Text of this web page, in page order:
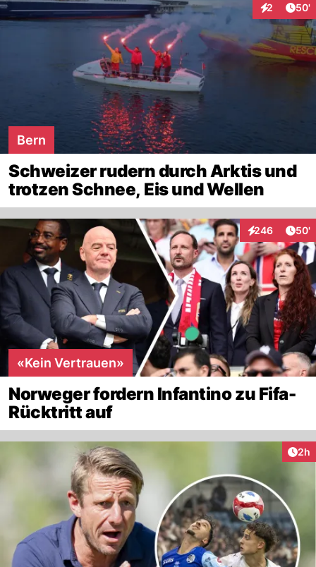
2 50'
Bern
Schweizer rudern durch Arktis und
trotzen Schnee, Eis und Wellen
246
Interaktionen
50'
«Kein Vertrauen»
Norweger fordern Infantino zu Fifa-
Rücktritt auf
2h